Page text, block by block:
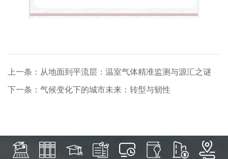
上一条：从地面到平流层：温室气体精准监测与源汇之谜
下一条：气候变化下的城市未来：转型与韧性